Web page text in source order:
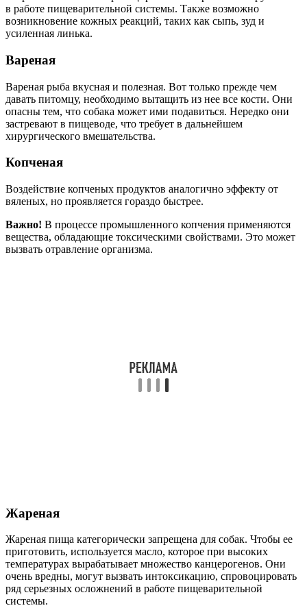
в работе пищеварительной системы. Также возможно
возникновение кожных реакций, таких как сыпь, зуд и
усиленная линька.
Вареная
Вареная рыба вкусная и полезная. Вот только прежде чем
давать питомцу, необходимо вытащить из нее все кости. Они
опасны тем, что собака может ими подавиться. Нередко они
застревают в пищеводе, что требует в дальнейшем
хирургического вмешательства.
Копченая
Воздействие копченых продуктов аналогично эффекту от
вяленых, но проявляется гораздо быстрее.
Важно! В процессе промышленного копчения применяются
вещества, обладающие токсическими свойствами. Это может
вызвать отравление организма.
Жареная
Жареная пища категорически запрещена для собак. Чтобы ее
приготовить, используется масло, которое при высоких
температурах вырабатывает множество канцерогенов. Они
очень вредны, могут вызвать интоксикацию, спровоцировать
ряд серьезных осложнений в работе пищеварительной
системы.